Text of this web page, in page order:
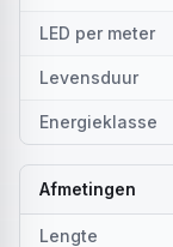
LED per meter
Levensduur
Energieklasse
Afmetingen
Lengte